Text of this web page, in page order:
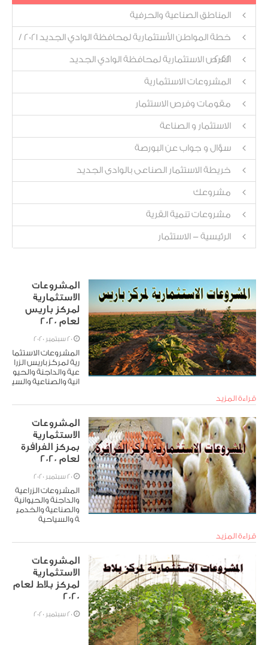
المناطق الصناعية والحرفية
خطة المواطن الأستثمارية لمحافظة الوادي الجديد 2021 /
2022
الفرص الاستثمارية لمحافظة الوادي الجديد
المشروعات الاستثمارية
مقومات وفرص الاستثمار
الاستثمار و الصناعة
سؤال و جواب عن البورصة
خريطة الاستثمار الصناعى بالوادى الجديد
مشروعك
مشروعات تنمية القرية
الرئيسية - الاستثمار
المشروعات
الاستثمارية
لمركز باريس
لعام 2020
المشروعات الاستثما
رية لمركز باريس الزرا
عية والداجنة والحيو
انية والصناعية والسي
قراءة المزيد
المشروعات
الاستثمارية
بمركز الفرافرة
لعام 2020
المشروعات الزراعية
والداجنة والحيوانية
والصناعية والخدمي
ة والسياحية
قراءة المزيد
المشروعات
الاستثمارية
لمركز بلاط لعام
2020